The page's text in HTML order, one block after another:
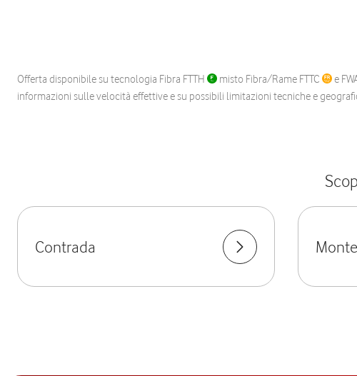
Offerta disponibile su tecnologia Fibra FTTH misto Fibra/Rame FTTC e
informazioni sulle velocità effettive e su possibili limitazioni tecniche e
Contrada